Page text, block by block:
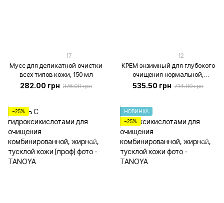
17
Мусс для деликатной очистки
всех типов кожи, 150 мл
282.00 грн 376.00 грн
12
КРЕМ энзимный для глубокого
очищения нормальной,
комбинированной, жирной
кожи, 100 мл
535.50 грн 714.00 грн
−25%
НОВИНКА
−25%